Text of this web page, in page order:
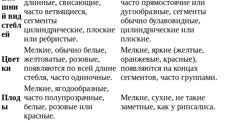
шни
й вид
стебл
ей
длинные, свисающие,
часто ветвящиеся,
сегменты
цилиндрические, плоские
или ребристые.
часто прямостоячие или
дугообразные, сегменты
обычно булавовидные,
цилиндрические или
плоские.
Цвет
ки
Мелкие, обычно белые,
желтоватые, розовые,
появляются по всей длине
стебля, часто одиночные.
Мелкие, яркие (желтые,
оранжевые, красные),
появляются на концах
сегментов, часто группами.
Плод
ы
Мелкие, ягодообразные,
часто полупрозрачные,
белые, розовые или
красные.
Мелкие, сухие, не такие
заметные, как у рипсалиса.